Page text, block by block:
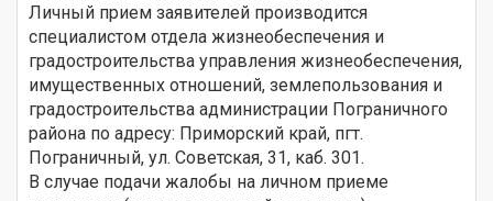
Личный прием заявителей производится
специалистом отдела жизнеобеспечения и
градостроительства управления жизнеобеспечения,
имущественных отношений, землепользования и
градостроительства администрации Пограничного
района по адресу: Приморский край, пгт.
Пограничный, ул. Советская, 31, каб. 301.
В случае подачи жалобы на личном приеме